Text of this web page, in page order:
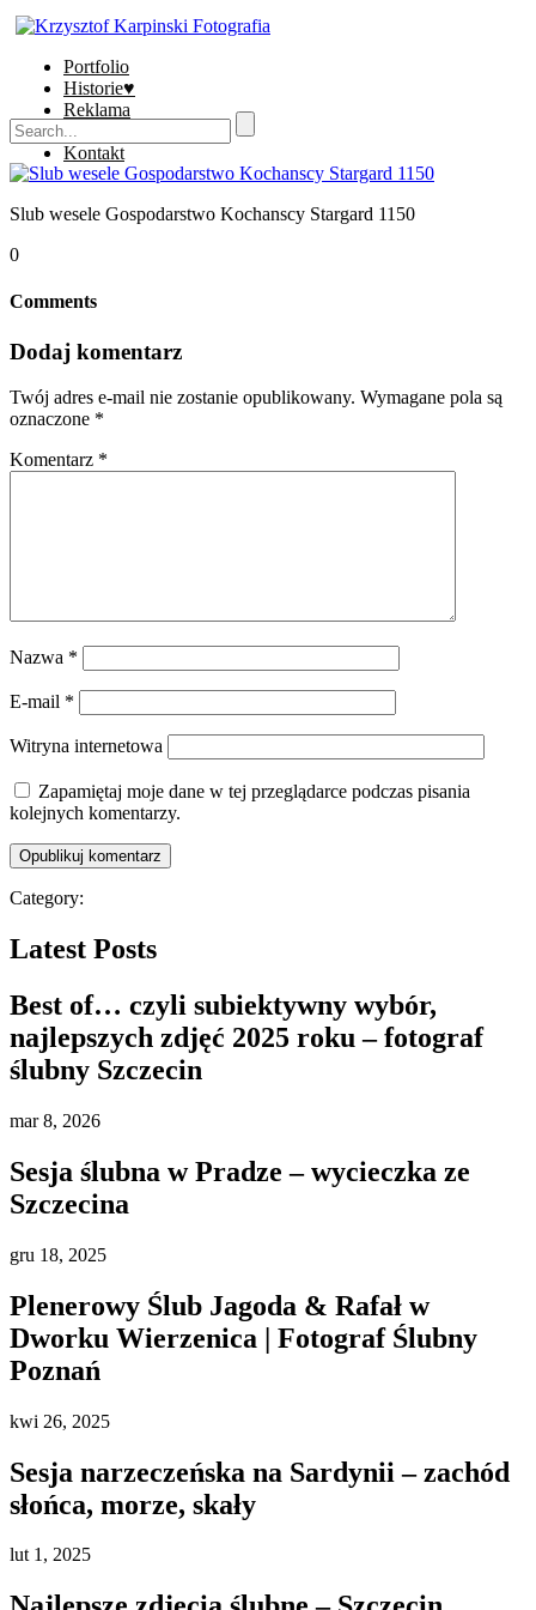
Portfolio
Historie♥
Reklama
Sklep
Kontakt
Slub wesele Gospodarstwo Kochanscy Stargard 1150
0
Comments
Dodaj komentarz
Twój adres e-mail nie zostanie opublikowany. Wymagane pola są
oznaczone *
Komentarz *
Nazwa *
E-mail *
Witryna internetowa
Zapamiętaj moje dane w tej przeglądarce podczas pisania
kolejnych komentarzy.
Category:
Latest Posts
Best of… czyli subiektywny wybór,
najlepszych zdjęć 2025 roku – fotograf
ślubny Szczecin
mar8, 2026
Sesja ślubna w Pradze – wycieczka ze
Szczecina
gru 18, 2025
Plenerowy Ślub Jagoda & Rafał w
Dworku Wierzenica | Fotograf Ślubny
Poznań
kwi 26, 2025
Sesja narzeczeńska na Sardynii – zachód
słońca, morze, skały
lut1, 2025